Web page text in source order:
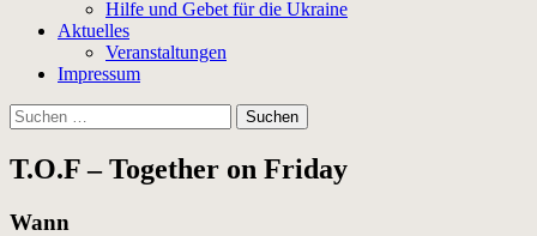
Hilfe und Gebet für die Ukraine
Aktuelles
Veranstaltungen
Impressum
Suchen
nach:
T.O.F – Together on Friday
Wann